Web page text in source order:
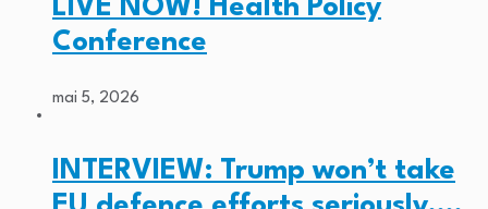
LIVE NOW! Health Policy
Conference
mai 5, 2026
INTERVIEW: Trump won’t take